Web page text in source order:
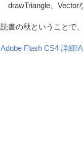
drawTriangle、Vector
読書の秋ということで
Adobe Flash CS4 詳細